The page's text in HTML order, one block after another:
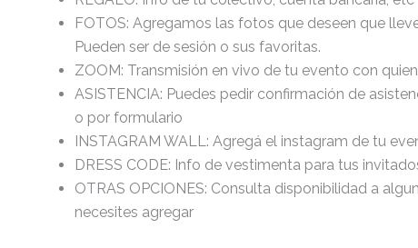
FOTOS: Agregamos las fotos que deseen que
Pueden ser de sesión o sus favoritas.
ZOOM: Transmisión en vivo de tu evento con
ASISTENCIA: Puedes pedir confirmación de
o por formulario
INSTAGRAM WALL: Agregá el instagram de tu
DRESS CODE: Info de vestimenta para tus
OTRAS OPCIONES: Consulta disponibilidad a
necesites agregar